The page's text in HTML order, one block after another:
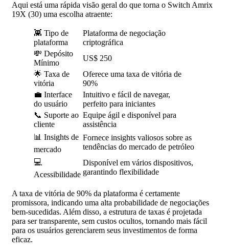
Aqui está uma rápida visão geral do que torna o Switch Amrix
19X (30) uma escolha atraente:
👾 Tipo de
plataforma
Plataforma de negociação
criptográfica
💸 Depósito
Mínimo
US$ 250
🌟 Taxa de
vitória
Oferece uma taxa de vitória de
90%
💼 Interface
do usuário
Intuitivo e fácil de navegar,
perfeito para iniciantes
📞 Suporte ao
cliente
Equipe ágil e disponível para
assistência
📊 Insights de
mercado
Fornece insights valiosos sobre as
tendências do mercado de petróleo
💻
Acessibilidade
Disponível em vários dispositivos,
garantindo flexibilidade
A taxa de vitória de 90% da plataforma é certamente
promissora, indicando uma alta probabilidade de negociações
bem-sucedidas. Além disso, a estrutura de taxas é projetada
para ser transparente, sem custos ocultos, tornando mais fácil
para os usuários gerenciarem seus investimentos de forma
eficaz.